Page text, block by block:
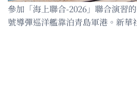
參加「海上聯合-2026」聯合演習的
號導彈巡洋艦靠泊青島軍港。新華